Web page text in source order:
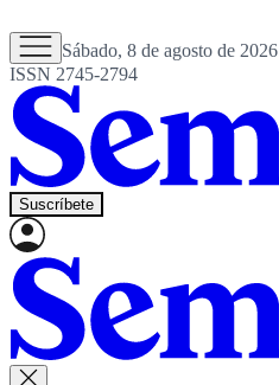
Sábado, 8 de agosto de 2026
ISSN 2745-2794
Suscríbete